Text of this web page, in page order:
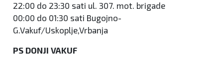
22:00 do 23:30 sati ul. 307. mot. brigade
00:00 do 01:30 sati Bugojno-
G.Vakuf/Uskoplje,Vrbanja
PS DONJI VAKUF